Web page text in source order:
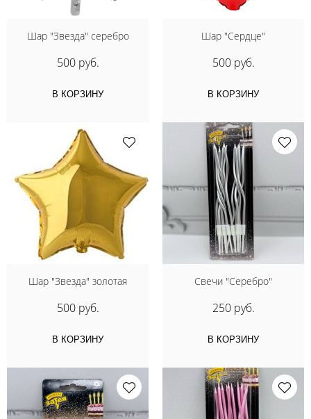
Шар "Звезда" серебро
500 руб.
В КОРЗИНУ
Шар "Сердце"
500 руб.
В КОРЗИНУ
Шар "Звезда" золотая
500 руб.
В КОРЗИНУ
Свечи "Серебро"
250 руб.
В КОРЗИНУ